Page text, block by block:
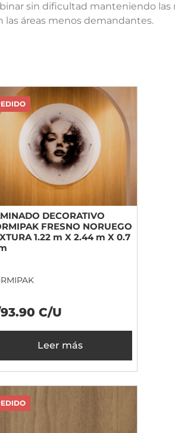
sin dificultad manteniendo las
las áreas menos demandantes.
DECORATIVO
FRESNO NORUEGO
1.22 m X 2.44 m X 0.7
C/U
Leer más